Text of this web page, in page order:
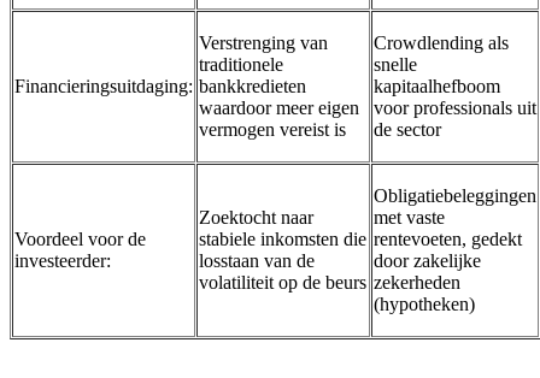
Financieringsuitdaging:
Verstrenging van
traditionele
bankkredieten
waardoor meer eigen
vermogen vereist is
Crowdlending als
snelle
kapitaalhefboom
voor professionals uit
de sector
Voordeel voor de
investeerder:
Zoektocht naar
stabiele inkomsten die
losstaan van de
volatiliteit op de beurs
Obligatiebeleggingen
met vaste
rentevoeten, gedekt
door zakelijke
zekerheden
(hypotheken)